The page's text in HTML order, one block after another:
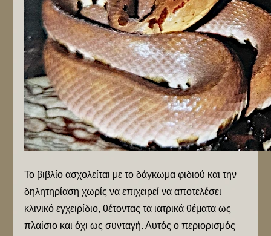
Το βιβλίο ασχολείται με το δάγκωμα φιδιού και την
δηλητηρίαση χωρίς να επιχειρεί να αποτελέσει
κλινικό εγχειρίδιο, θέτοντας τα ιατρικά θέματα ως
πλαίσιο και όχι ως συνταγή. Αυτός ο περιορισμός